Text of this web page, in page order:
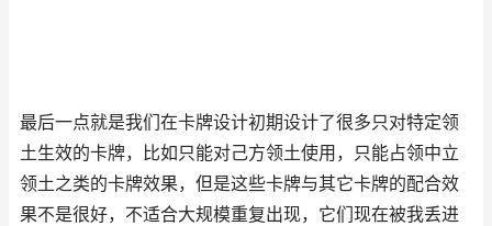
最后一点就是我们在卡牌设计初期设计了很多只对特定领
土生效的卡牌，比如只能对己方领土使用，只能占领中立
领土之类的卡牌效果，但是这些卡牌与其它卡牌的配合效
果不是很好，不适合大规模重复出现，它们现在被我丢进